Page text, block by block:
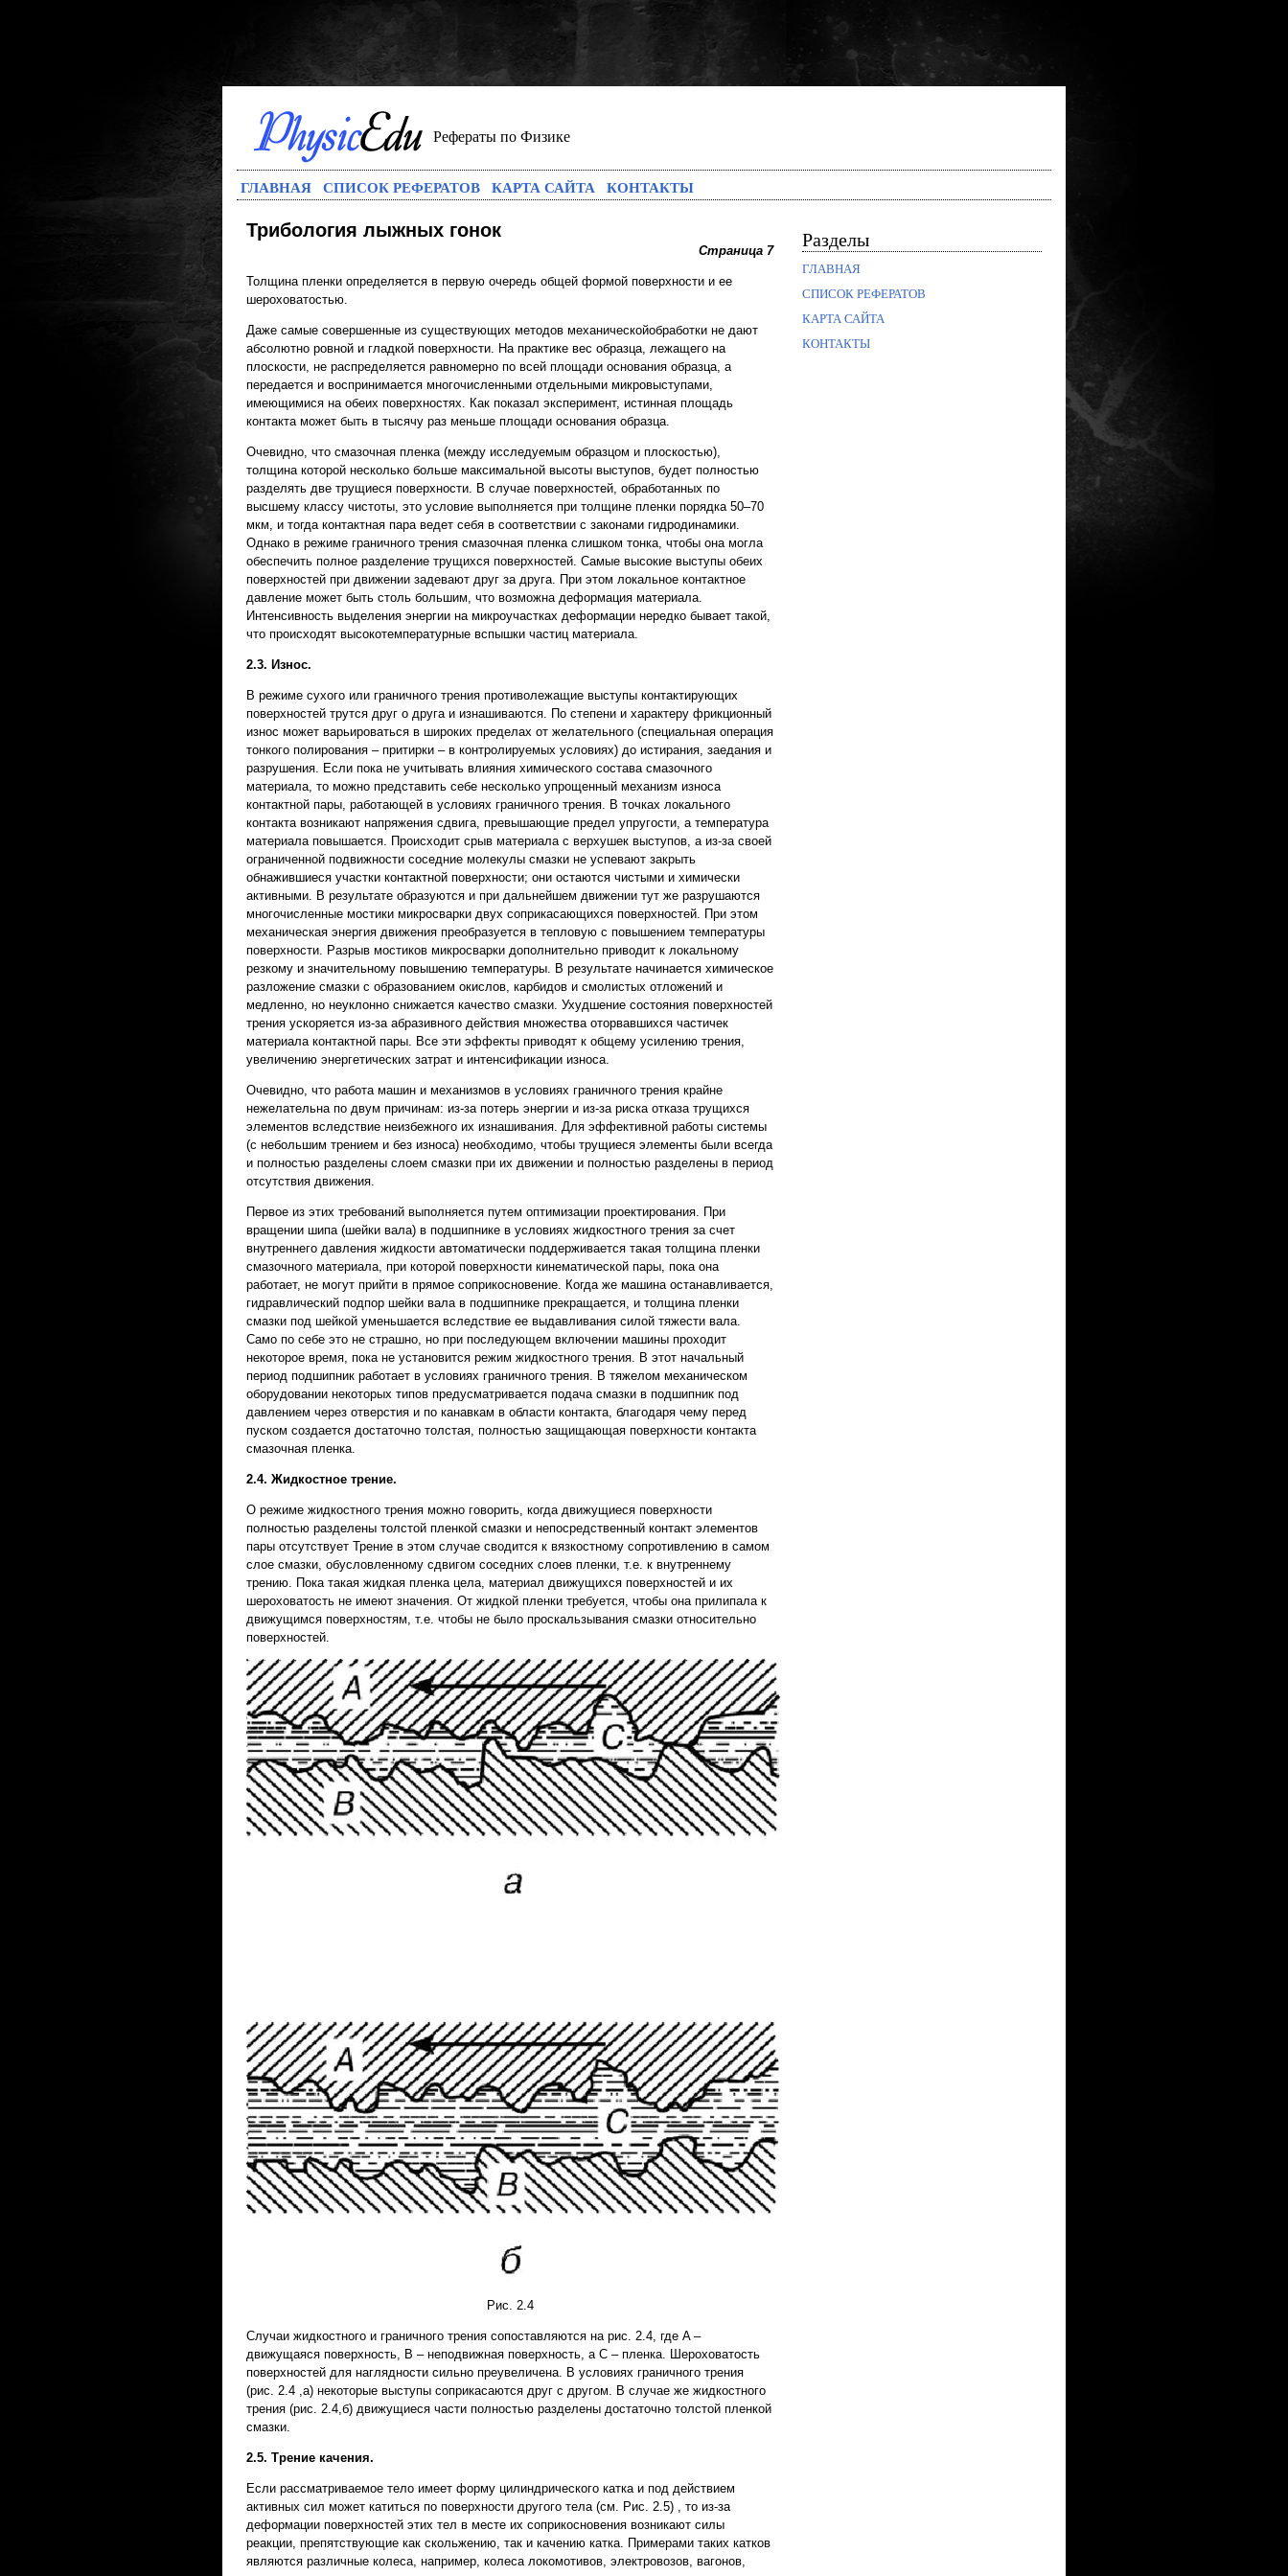
Рефераты по Физике
ГЛАВНАЯ СПИСОК РЕФЕРАТОВ КАРТА САЙТА КОНТАКТЫ
Трибология лыжных гонок
Страница 7
Толщина пленки определяется в первую очередь общей формой поверхности и ее
шероховатостью.
Даже самые совершенные из существующих методов механическойобработки не дают
абсолютно ровной и гладкой поверхности. На практике вес образца, лежащего на
плоскости, не распределяется равномерно по всей площади основания образца, а
передается и воспринимается многочисленными отдельными микровыступами,
имеющимися на обеих поверхностях. Как показал эксперимент, истинная площадь
контакта может быть в тысячу раз меньше площади основания образца.
Очевидно, что смазочная пленка (между исследуемым образцом и плоскостью),
толщина которой несколько больше максимальной высоты выступов, будет полностью
разделять две трущиеся поверхности. В случае поверхностей, обработанных по
высшему классу чистоты, это условие выполняется при толщине пленки порядка 50–70
мкм, и тогда контактная пара ведет себя в соответствии с законами гидродинамики.
Однако в режиме граничного трения смазочная пленка слишком тонка, чтобы она могла
обеспечить полное разделение трущихся поверхностей. Самые высокие выступы обеих
поверхностей при движении задевают друг за друга. При этом локальное контактное
давление может быть столь большим, что возможна деформация материала.
Интенсивность выделения энергии на микроучастках деформации нередко бывает такой,
что происходят высокотемпературные вспышки частиц материала.
2.3. Износ.
В режиме сухого или граничного трения противолежащие выступы контактирующих
поверхностей трутся друг о друга и изнашиваются. По степени и характеру фрикционный
износ может варьироваться в широких пределах от желательного (специальная операция
тонкого полирования – притирки – в контролируемых условиях) до истирания, заедания и
разрушения. Если пока не учитывать влияния химического состава смазочного
материала, то можно представить себе несколько упрощенный механизм износа
контактной пары, работающей в условиях граничного трения. В точках локального
контакта возникают напряжения сдвига, превышающие предел упругости, а температура
материала повышается. Происходит срыв материала с верхушек выступов, а из-за своей
ограниченной подвижности соседние молекулы смазки не успевают закрыть
обнажившиеся участки контактной поверхности; они остаются чистыми и химически
активными. В результате образуются и при дальнейшем движении тут же разрушаются
многочисленные мостики микросварки двух соприкасающихся поверхностей. При этом
механическая энергия движения преобразуется в тепловую с повышением температуры
поверхности. Разрыв мостиков микросварки дополнительно приводит к локальному
резкому и значительному повышению температуры. В результате начинается химическое
разложение смазки с образованием окислов, карбидов и смолистых отложений и
медленно, но неуклонно снижается качество смазки. Ухудшение состояния поверхностей
трения ускоряется из-за абразивного действия множества оторвавшихся частичек
материала контактной пары. Все эти эффекты приводят к общему усилению трения,
увеличению энергетических затрат и интенсификации износа.
Очевидно, что работа машин и механизмов в условиях граничного трения крайне
нежелательна по двум причинам: из-за потерь энергии и из-за риска отказа трущихся
элементов вследствие неизбежного их изнашивания. Для эффективной работы системы
(с небольшим трением и без износа) необходимо, чтобы трущиеся элементы были всегда
и полностью разделены слоем смазки при их движении и полностью разделены в период
отсутствия движения.
Первое из этих требований выполняется путем оптимизации проектирования. При
вращении шипа (шейки вала) в подшипнике в условиях жидкостного трения за счет
внутреннего давления жидкости автоматически поддерживается такая толщина пленки
смазочного материала, при которой поверхности кинематической пары, пока она
работает, не могут прийти в прямое соприкосновение. Когда же машина останавливается,
гидравлический подпор шейки вала в подшипнике прекращается, и толщина пленки
смазки под шейкой уменьшается вследствие ее выдавливания силой тяжести вала.
Само по себе это не страшно, но при последующем включении машины проходит
некоторое время, пока не установится режим жидкостного трения. В этот начальный
период подшипник работает в условиях граничного трения. В тяжелом механическом
оборудовании некоторых типов предусматривается подача смазки в подшипник под
давлением через отверстия и по канавкам в области контакта, благодаря чему перед
пуском создается достаточно толстая, полностью защищающая поверхности контакта
смазочная пленка.
2.4. Жидкостное трение.
О режиме жидкостного трения можно говорить, когда движущиеся поверхности
полностью разделены толстой пленкой смазки и непосредственный контакт элементов
пары отсутствует Трение в этом случае сводится к вязкостному сопротивлению в самом
слое смазки, обусловленному сдвигом соседних слоев пленки, т.е. к внутреннему
трению. Пока такая жидкая пленка цела, материал движущихся поверхностей и их
шероховатость не имеют значения. От жидкой пленки требуется, чтобы она прилипала к
движущимся поверхностям, т.е. чтобы не было проскальзывания смазки относительно
поверхностей.
Рис. 2.4
Случаи жидкостного и граничного трения сопоставляются на рис. 2.4, где A –
движущаяся поверхность, B – неподвижная поверхность, а C – пленка. Шероховатость
поверхностей для наглядности сильно преувеличена. В условиях граничного трения
(рис. 2.4 ,а) некоторые выступы соприкасаются друг с другом. В случае же жидкостного
трения (рис. 2.4,б) движущиеся части полностью разделены достаточно толстой пленкой
смазки.
2.5. Трение качения.
Если рассматриваемое тело имеет форму цилиндрического катка и под действием
активных сил может катиться по поверхности другого тела (см. Рис. 2.5) , то из-за
деформации поверхностей этих тел в месте их соприкосновения возникают силы
реакции, препятствующие как скольжению, так и качению катка. Примерами таких катков
являются различные колеса, например, колеса локомотивов, электровозов, вагонов,
Разделы
ГЛАВНАЯ
СПИСОК РЕФЕРАТОВ
КАРТА САЙТА
КОНТАКТЫ